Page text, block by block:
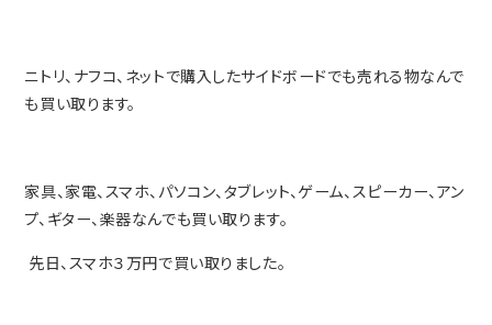
ニトリ、ナフコ、ネットで購入したサイドボードでも売れる物なんで
も買い取ります。
家具、家電、スマホ、パソコン、タブレット、ゲーム、スピーカー、アン
プ、ギター、楽器なんでも買い取ります。
先日、スマホ３万円で買い取りました。